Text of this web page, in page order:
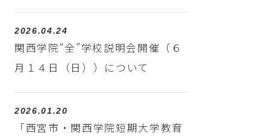
2026.04.24
関西学院“全”学校説明会開催（６
月１４日（日））について
2026.01.20
「西宮市・関西学院短期大学教育